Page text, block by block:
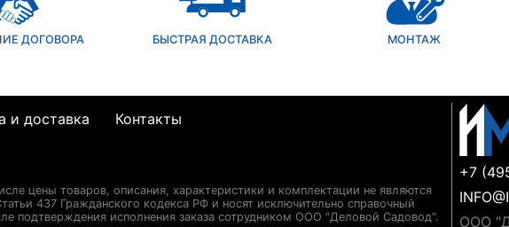
ДОГОВОРА БЫСТРАЯ ДОСТАВКА МОНТАЖ
+7
ООО
и доставка Контакты
цены товаров, описания, характеристики и комплектации не являются
437 Гражданского кодекса РФ и носят исключительно справочный
подтверждения исполнения заказа сотрудником ООО "Деловой Садовод".